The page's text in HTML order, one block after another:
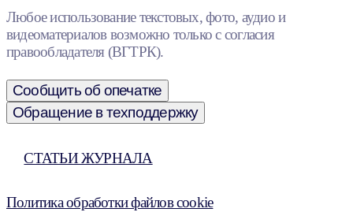
Любое использование текстовых, фото, аудио и
видеоматериалов возможно только с согласия
правообладателя (ВГТРК).
Сообщить об опечатке
Обращение в техподдержку
СТАТЬИ ЖУРНАЛА
Политика обработки файлов cookie